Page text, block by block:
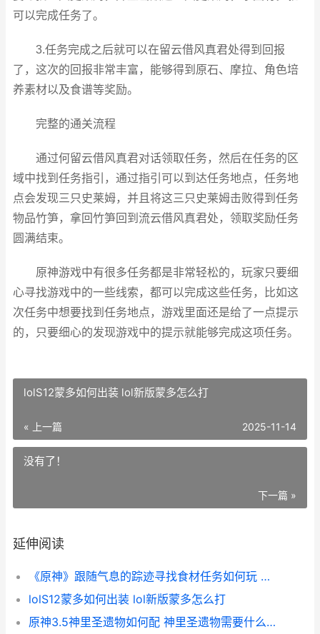
可以完成任务了。
3.任务完成之后就可以在留云借风真君处得到回报
了，这次的回报非常丰富，能够得到原石、摩拉、角色培
养素材以及食谱等奖励。
完整的通关流程
通过何留云借风真君对话领取任务，然后在任务的区
域中找到任务指引，通过指引可以到达任务地点，任务地
点会发现三只史莱姆，并且将这三只史莱姆击败得到任务
物品竹笋，拿回竹笋回到流云借风真君处，领取奖励任务
圆满结束。
原神游戏中有很多任务都是非常轻松的，玩家只要细
心寻找游戏中的一些线索，都可以完成这些任务，比如这
次任务中想要找到任务地点，游戏里面还是给了一点提示
的，只要细心的发现游戏中的提示就能够完成这项任务。
lolS12蒙多如何出装 lol新版蒙多怎么打
« 上一篇 2025-11-14
没有了！
下一篇 »
延伸阅读
《原神》跟随气息的踪迹寻找食材任务如何玩 原神跟随气息
lolS12蒙多如何出装 lol新版蒙多怎么打
原神3.5神里圣遗物如何配 神里圣遗物需要什么属性